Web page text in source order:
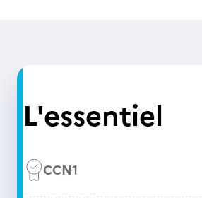
L'essentiel
CCN1